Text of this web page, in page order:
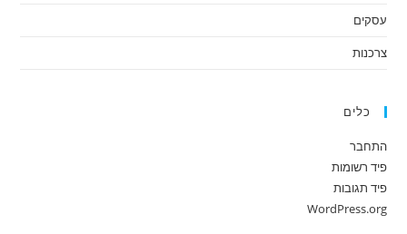
עסקים
צרכנות
כלים
התחבר
פיד רשומות
פיד תגובות
WordPress.org